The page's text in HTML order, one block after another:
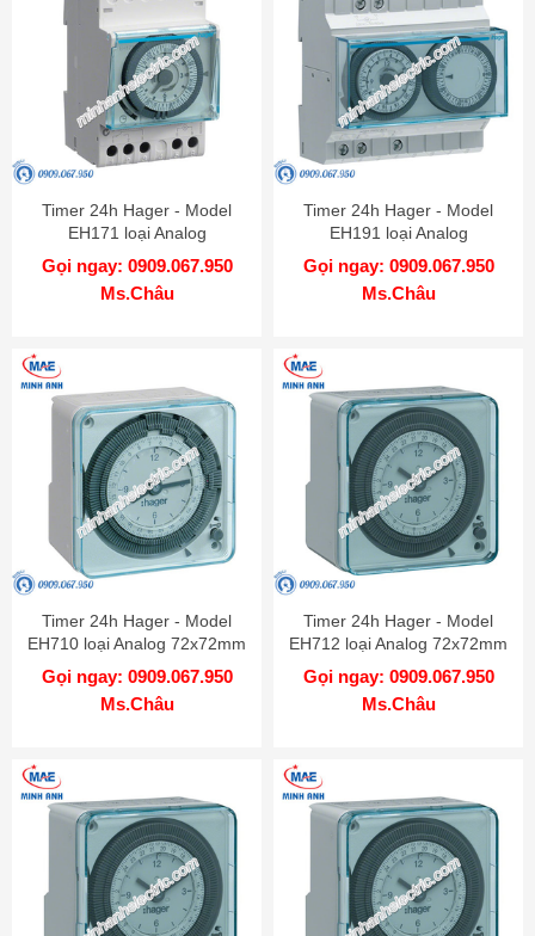
Timer 24h Hager - Model
EH171 loại Analog
Gọi ngay: 0909.067.950
Ms.Châu
Timer 24h Hager - Model
EH191 loại Analog
Gọi ngay: 0909.067.950
Ms.Châu
Timer 24h Hager - Model
EH710 loại Analog 72x72mm
Gọi ngay: 0909.067.950
Ms.Châu
Timer 24h Hager - Model
EH712 loại Analog 72x72mm
Gọi ngay: 0909.067.950
Ms.Châu